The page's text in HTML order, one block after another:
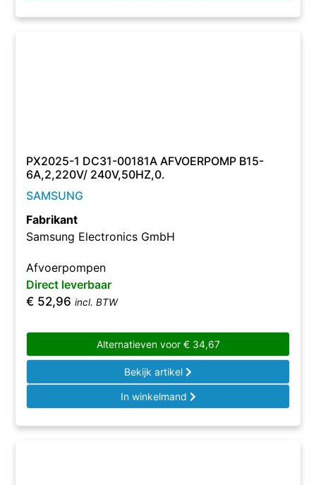
PX2025-1 DC31-00181A AFVOERPOMP B15-
6A,2,220V/ 240V,50HZ,0.
SAMSUNG
Fabrikant
Samsung Electronics GmbH
Afvoerpompen
Direct leverbaar
€ 52,96 incl. BTW
Alternatieven voor €34,67
Bekijk artikel
In winkelmand